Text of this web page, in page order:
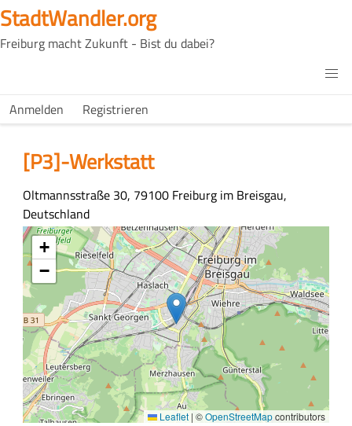
Direkt
zum
Inhalt
StadtWandler.org
Freiburg macht Zukunft - Bist du dabei?
Main
H4C
USER
Anmelden Registrieren
[P3]-Werkstatt
Adresse
Oltmannsstraße 30, 79100 Freiburg im Breisgau,
Deutschland
Koordinaten
+
−
Leaflet | ©OpenStreetMapcontributors